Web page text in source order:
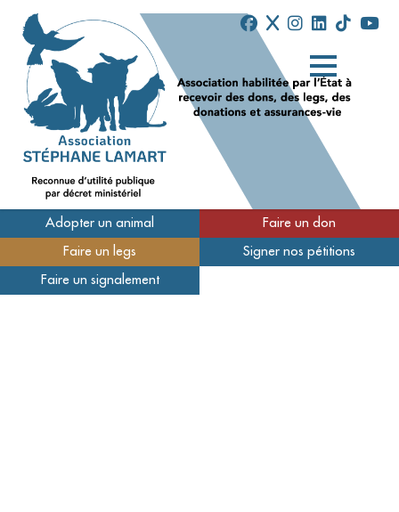
Qui sommes-nous
Nos refuges
Adopter un animal Faire un don
Faire un legs Signer nos pétitions
Faire un signalement